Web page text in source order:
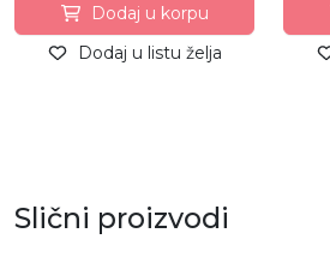
Dodaj u korpu
Dodaj u listu želja
Slični proizvodi